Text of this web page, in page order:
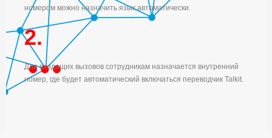
номером можно назначить язык автоматически.
2.
Для входящих вызовов сотрудникам назначается внутренний
номер, где будет автоматический включаться переводчик Talkit.